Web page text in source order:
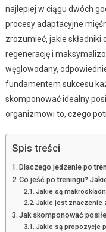
najlepiej w ciągu dwóch
procesy adaptacyjne
zrozumieć, jakie
regenerację i
węglowodany,
fundamentem sukcesu
skomponować idealny
organizmowi to, czego
Spis treści
Dlaczego jedzenie po
Co jeść po treningu?
Jakie są
Jakie jest znaczenie
Jak skomponować
Jakie są propozycje